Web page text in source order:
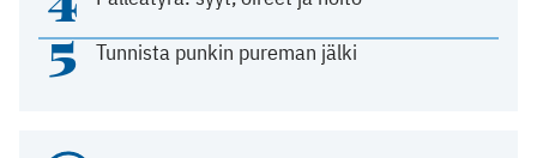
5 Tunnista punkin pureman jälki